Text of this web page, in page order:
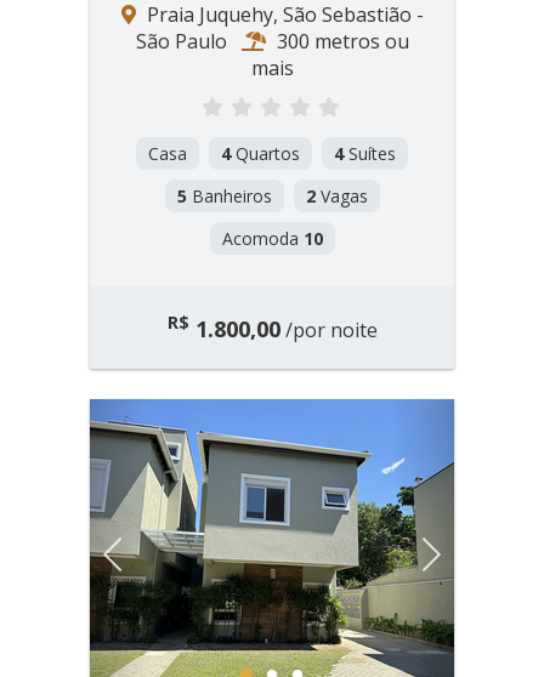
Praia Juquehy, São Sebastião -
São Paulo
300 metros ou
mais
Casa 4Quartos 4Suítes
5 Banheiros 2Vagas
Acomoda 10
R$ 1.800,00/por noite
Previous Next